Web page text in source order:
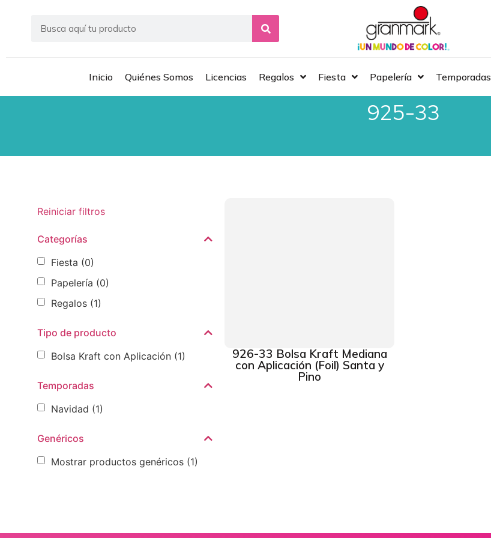
Inicio Quiénes Somos Licencias Regalos Fiesta Papelería Temporadas
925-33
Reiniciar filtros
Categorías
Fiesta (0)
Papelería (0)
Regalos (1)
Tipo de producto
Bolsa Kraft con Aplicación (1)
Temporadas
Navidad (1)
Genéricos
Mostrar productos genéricos (1)
926-33 Bolsa Kraft Mediana
con Aplicación (Foil) Santa y
Pino